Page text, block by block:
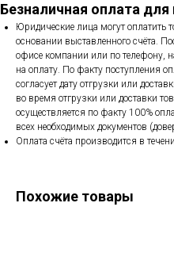
Безналичная оплата
Юридические лица могут оплатить
основании выставленного счёта.
офисе компании или по телефону,
на оплату. По факту поступления
согласует дату отгрузки или
во время отгрузки или доставки
осуществляется по факту 100%
всех необходимых документов
Оплата счёта производится в
Похожие товары